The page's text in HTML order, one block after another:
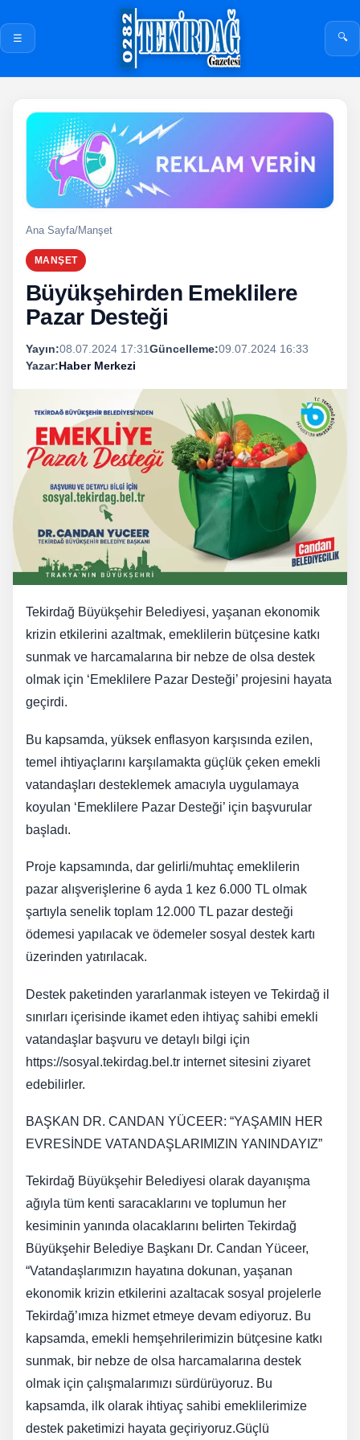
☰ 🔍
Ana Sayfa/Manşet
MANŞET
Büyükşehirden Emeklilere
Pazar Desteği
Yayın:08.07.2024 17:31Güncelleme:09.07.2024 16:33
Yazar:Haber Merkezi
Tekirdağ Büyükşehir Belediyesi, yaşanan ekonomik
krizin etkilerini azaltmak, emeklilerin bütçesine katkı
sunmak ve harcamalarına bir nebze de olsa destek
olmak için ‘Emeklilere Pazar Desteği’ projesini hayata
geçirdi.
Bu kapsamda, yüksek enflasyon karşısında ezilen,
temel ihtiyaçlarını karşılamakta güçlük çeken emekli
vatandaşları desteklemek amacıyla uygulamaya
koyulan ‘Emeklilere Pazar Desteği’ için başvurular
başladı.
Proje kapsamında, dar gelirli/muhtaç emeklilerin
pazar alışverişlerine 6 ayda 1 kez 6.000 TL olmak
şartıyla senelik toplam 12.000 TL pazar desteği
ödemesi yapılacak ve ödemeler sosyal destek kartı
üzerinden yatırılacak.
Destek paketinden yararlanmak isteyen ve Tekirdağ il
sınırları içerisinde ikamet eden ihtiyaç sahibi emekli
vatandaşlar başvuru ve detaylı bilgi için
https://sosyal.tekirdag.bel.tr internet sitesini ziyaret
edebilirler.
BAŞKAN DR. CANDAN YÜCEER: “YAŞAMIN HER
EVRESİNDE VATANDAŞLARIMIZIN YANINDAYIZ”
Tekirdağ Büyükşehir Belediyesi olarak dayanışma
ağıyla tüm kenti saracaklarını ve toplumun her
kesiminin yanında olacaklarını belirten Tekirdağ
Büyükşehir Belediye Başkanı Dr. Candan Yüceer,
“Vatandaşlarımızın hayatına dokunan, yaşanan
ekonomik krizin etkilerini azaltacak sosyal projelerle
Tekirdağ’ımıza hizmet etmeye devam ediyoruz. Bu
kapsamda, emekli hemşehrilerimizin bütçesine katkı
sunmak, bir nebze de olsa harcamalarına destek
olmak için çalışmalarımızı sürdürüyoruz. Bu
kapsamda, ilk olarak ihtiyaç sahibi emeklilerimize
destek paketimizi hayata geçiriyoruz.Güçlü